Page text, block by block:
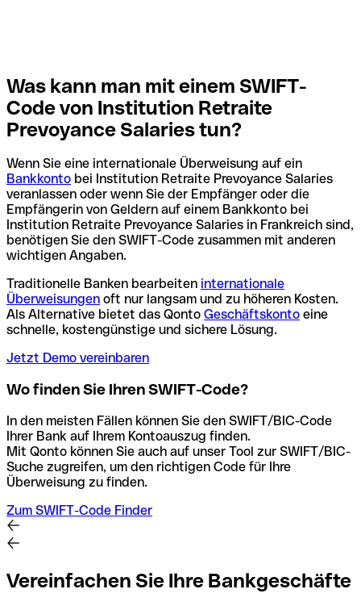
Was kann man mit einem SWIFT-
Code von Institution Retraite
Prevoyance Salaries tun?
Wenn Sie eine internationale Überweisung auf ein
Bankkonto bei Institution Retraite Prevoyance Salaries
veranlassen oder wenn Sie der Empfänger oder die
Empfängerin von Geldern auf einem Bankkonto bei
Institution Retraite Prevoyance Salaries in Frankreich sind,
benötigen Sie den SWIFT-Code zusammen mit anderen
wichtigen Angaben.
Traditionelle Banken bearbeiten internationale
Überweisungen oft nur langsam und zu höheren Kosten.
Als Alternative bietet das Qonto Geschäftskonto eine
schnelle, kostengünstige und sichere Lösung.
Jetzt Demo vereinbaren
Wo finden Sie Ihren SWIFT-Code?
In den meisten Fällen können Sie den SWIFT/BIC-Code
Ihrer Bank auf Ihrem Kontoauszug finden.
Mit Qonto können Sie auch auf unser Tool zur SWIFT/BIC-
Suche zugreifen, um den richtigen Code für Ihre
Überweisung zu finden.
Zum SWIFT-Code Finder
Vereinfachen Sie Ihre Bankgeschäfte